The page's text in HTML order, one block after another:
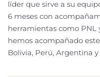
líder que sirve a su
6 meses con
herramientas como PNL
hemos acompañado
Bolivia, Perú, Argentina